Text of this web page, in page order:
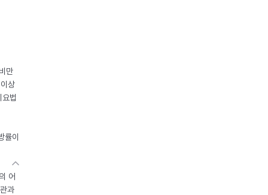
만
상
법
률이
어
과